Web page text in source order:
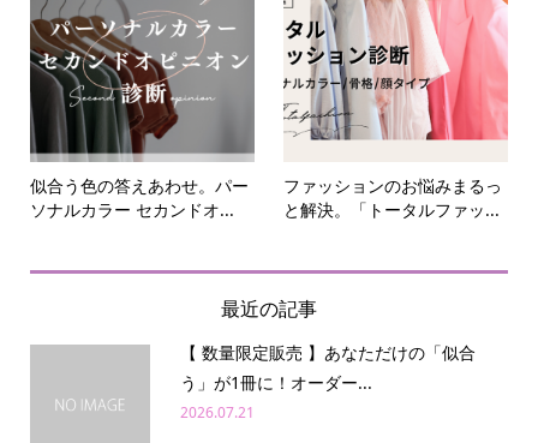
似合う色の答えあわせ。パー
ソナルカラー セカンドオ...
ファッションのお悩みまるっ
と解決。「トータルファッ...
最近の記事
【 数量限定販売 】あなただけの「似合
う」が1冊に！オーダー...
2026.07.21